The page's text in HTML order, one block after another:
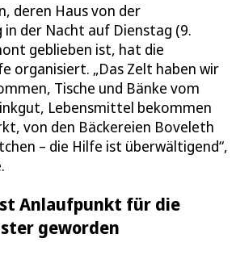
deren Haus von der
in der Nacht auf Dienstag (9.
geblieben ist, hat die
organisiert. „Das Zelt haben wir
Tische und Bänke vom
Lebensmittel bekommen
von den Bäckereien Boveleth
– die Hilfe ist überwältigend“,
Anlaufpunkt für die
geworden